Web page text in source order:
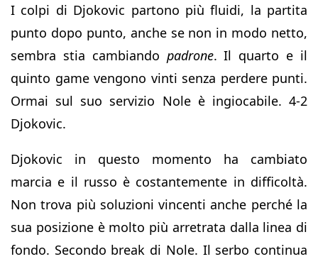
I colpi di Djokovic partono più fluidi, la partita
punto dopo punto, anche se non in modo netto,
sembra stia cambiando padrone. Il quarto e il
quinto game vengono vinti senza perdere punti.
Ormai sul suo servizio Nole è ingiocabile. 4-2
Djokovic.
Djokovic in questo momento ha cambiato
marcia e il russo è costantemente in difficoltà.
Non trova più soluzioni vincenti anche perché la
sua posizione è molto più arretrata dalla linea di
fondo. Secondo break di Nole. Il serbo continua